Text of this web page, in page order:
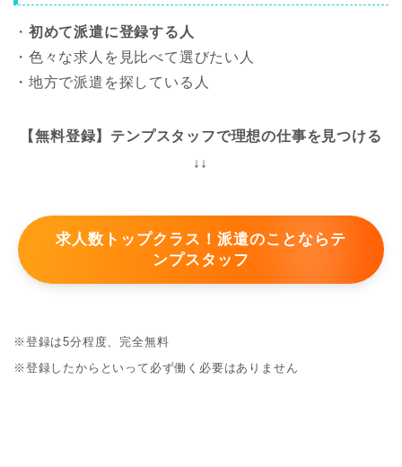
・ 初めて派遣に登録する人
・色々な求人を見比べて選びたい人
・地方で派遣を探している人
【無料登録】テンプスタッフで理想の仕事を見つける
↓↓
求人数トップクラス！派遣のことならテ
ンプスタッフ
※登録は5分程度、完全無料
※登録したからといって必ず働く必要はありません